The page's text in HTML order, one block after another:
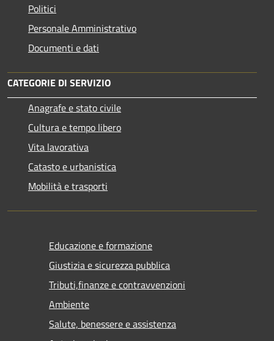
Politici
Personale Amministrativo
Documenti e dati
CATEGORIE DI SERVIZIO
Anagrafe e stato civile
Cultura e tempo libero
Vita lavorativa
Catasto e urbanistica
Mobilità e trasporti
Educazione e formazione
Giustizia e sicurezza pubblica
Tributi,finanze e contravvenzioni
Ambiente
Salute, benessere e assistenza